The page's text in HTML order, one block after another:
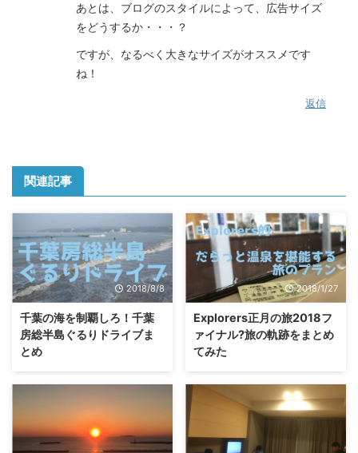
あとは、ブログのスタイルによって、広告サイズ
をどうするか・・・？
ですが、なるべく大きなサイズがオススメです
ね！
返信
関連記事
2018/8/8
千葉の海を制覇しろ！千葉
房総半島ぐるりドライブま
とめ
2018/1/27
Explorers正月の旅2018フ
ァイナル?旅の軌跡をまとめ
てみた